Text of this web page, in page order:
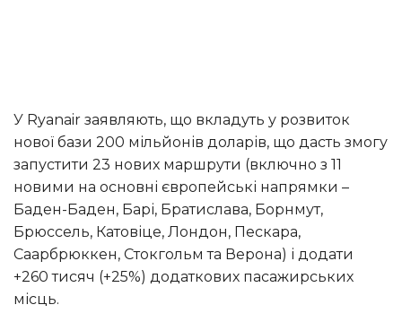
У Ryanair заявляють, що вкладуть у розвиток
нової бази 200 мільйонів доларів, що дасть змогу
запустити 23 нових маршрути (включно з 11
новими на основні європейські напрямки –
Баден-Баден, Барі, Братислава, Борнмут,
Брюссель, Катовіце, Лондон, Пескара,
Саарбрюккен, Стокгольм та Верона) і додати
+260 тисяч (+25%) додаткових пасажирських
місць.